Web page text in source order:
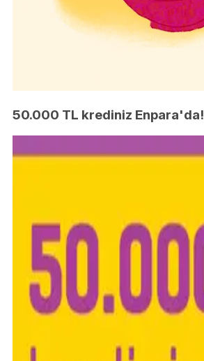
50.000 TL krediniz Enpara'da!